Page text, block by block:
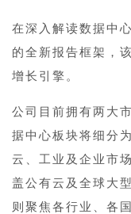
在深入解读数据中
的全新报告框架，
增长引擎。
公司目前拥有两大
据中心板块将细分
云、工业及企业市
盖公有云及全球大
则聚焦各行业、各